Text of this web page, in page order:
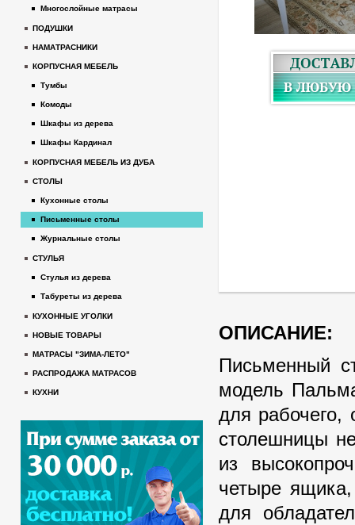
ОПИСАНИЕ:
Письменный
модель
для рабочего,
столешницы
из
четыре
для
Многослойные матрасы
ПОДУШКИ
НАМАТРАСНИКИ
КОРПУСНАЯ МЕБЕЛЬ
Тумбы
Комоды
Шкафы из дерева
Шкафы Кардинал
КОРПУСНАЯ МЕБЕЛЬ ИЗ ДУБА
СТОЛЫ
Кухонные столы
Письменные столы
Журнальные столы
СТУЛЬЯ
Стулья из дерева
Табуреты из дерева
КУХОННЫЕ УГОЛКИ
НОВЫЕ ТОВАРЫ
МАТРАСЫ "ЗИМА-ЛЕТО"
РАСПРОДАЖА МАТРАСОВ
КУХНИ